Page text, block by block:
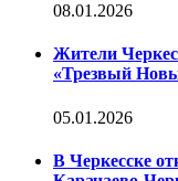
08.01.2026
Жители
«Трезвый
05.01.2026
В Черкесске